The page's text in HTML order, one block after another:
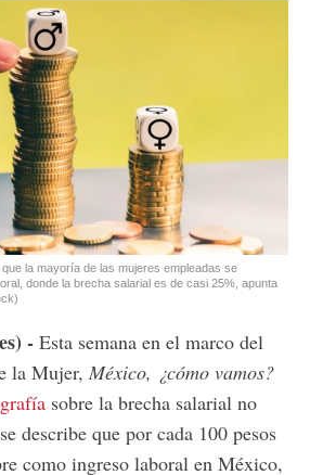
la mayoría de las mujeres empleadas se
donde la brecha salarial es de casi 25%, apunta
- Esta semana en el marco del
la Mujer, México, ¿cómo vamos?
sobre la brecha salarial no
describe que por cada 100 pesos
como ingreso laboral en México,